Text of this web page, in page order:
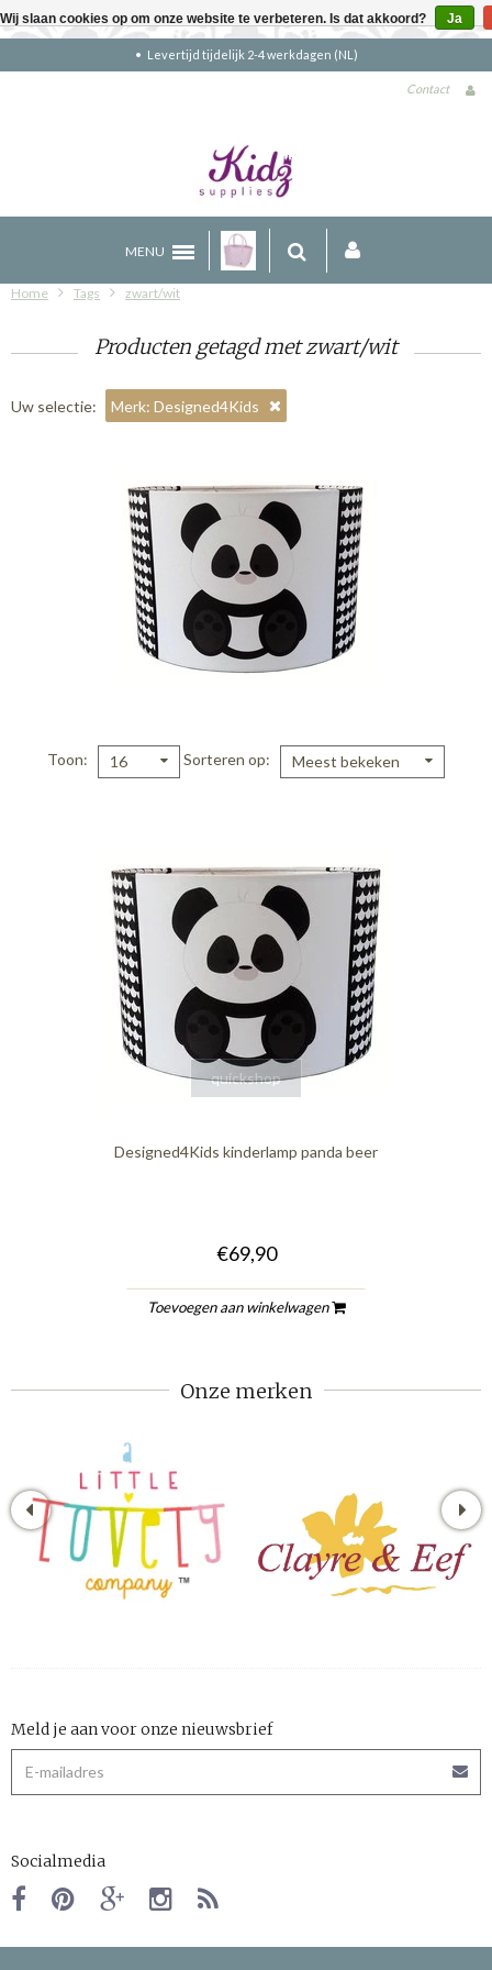
Levertijd tijdelijk 2-4 werkdagen (NL)
Contact
MENU
Home Tags zwart/wit
Producten getagd met zwart/wit
Uw selectie: Merk: Designed4Kids
Toon 16 Sorteren op Meest bekeken
quickshop
Designed4Kids kinderlamp panda beer
€69,90
Toevoegen aan winkelwagen
Onze merken
Meld je aan voor onze nieuwsbrief
Socialmedia
Wij slaan cookies op om onze website te verbeteren. Is dat akkoord? Ja